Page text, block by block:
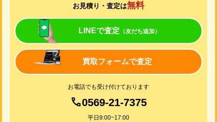
お見積り・査定は無料
LINEで査定 （友だち追加）
買取フォームで査定
お電話でも受け付けております
0569-21-7375
平日9:00~17:00